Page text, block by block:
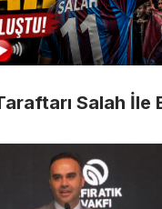
Salah İle